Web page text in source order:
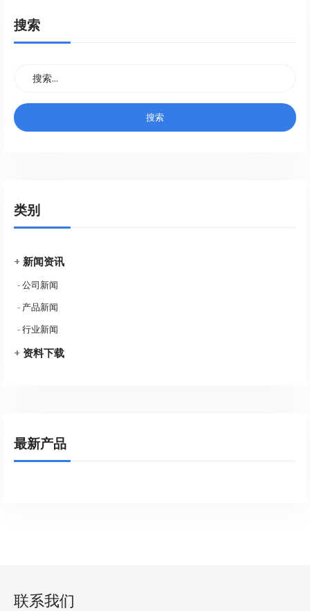
搜索
类别
+ 新闻资讯
-公司新闻
- 产品新闻
-行业新闻
+ 资料下载
最新产品
联系我们